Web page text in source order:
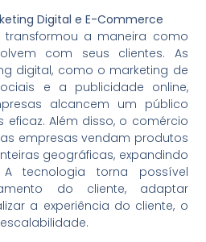
Digital e E-Commerce
a maneira como
com seus clientes. As
digital, como o marketing de
e a publicidade online,
alcancem um público
Além disso, o comércio
empresas vendam produtos
geográficas, expandindo
tecnologia torna possível
do cliente, adaptar
a experiência do cliente, o